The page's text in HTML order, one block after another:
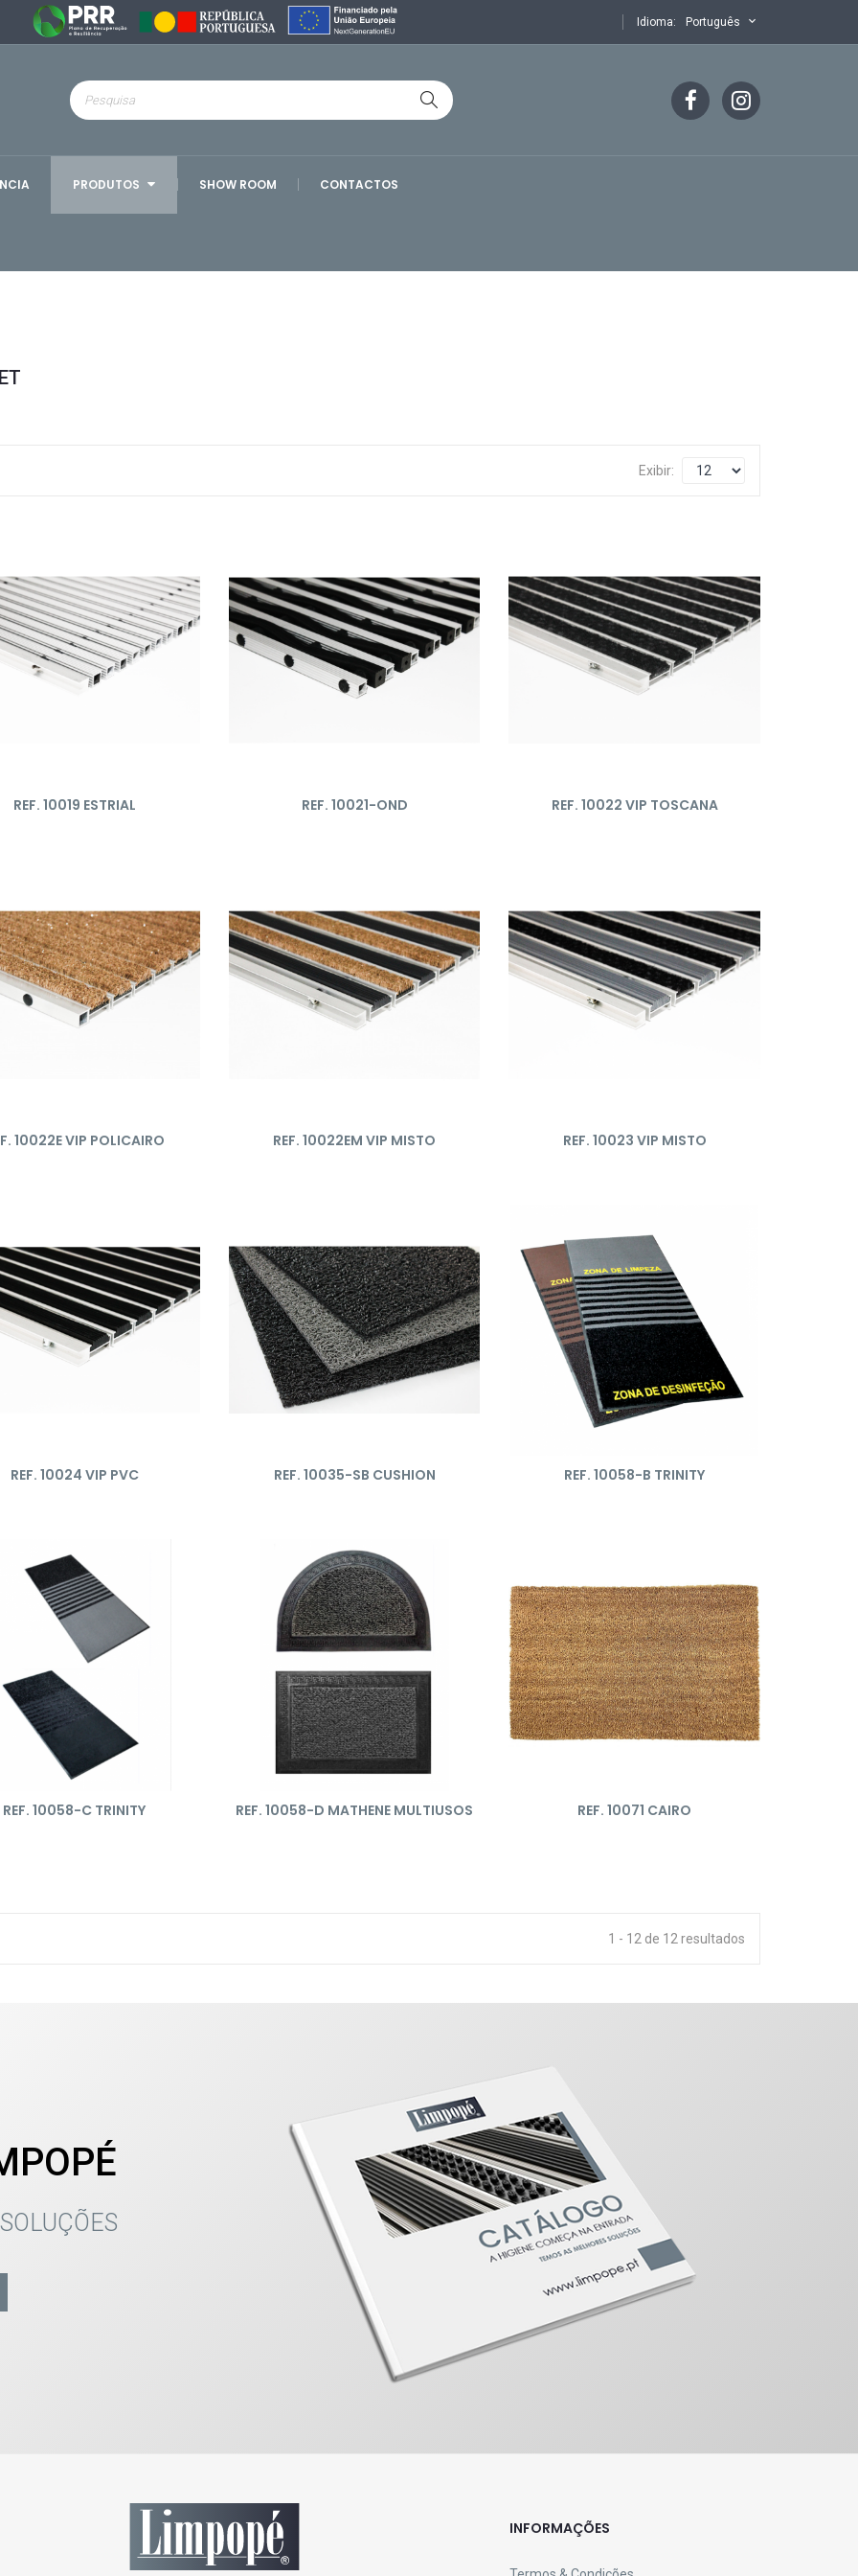
Idioma: Português
PRODUTOS SHOW ROOM CONTACTOS
Exibir:
REF. 10019 ESTRIAL REF. 10021-OND REF. 10022 VIP TOSCANA
10022E VIP POLICAIRO REF. 10022EM VIP MISTO REF. 10023 VIP MISTO
REF. 10024 VIP PVC REF. 10035-SB CUSHION REF. 10058-B TRINITY
REF. 10058-C TRINITY REF. 10058-D MATHENE MULTIUSOS REF. 10071 CAIRO
1 - 12 de 12 resultados
INFORMAÇÕES